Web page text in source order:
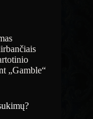
„Gamble“